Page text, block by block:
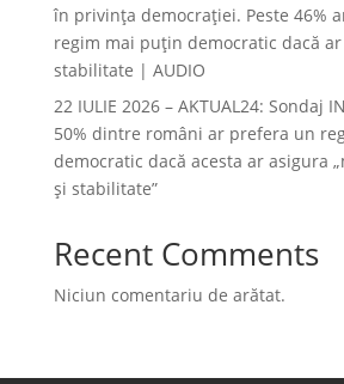
în privința democrației. Peste 46%
regim mai puțin democratic dacă
stabilitate | AUDIO
22 IULIE 2026 – AKTUAL24: Sondaj
50% dintre români ar prefera un
democratic dacă acesta ar asigura
și stabilitate”
Recent Comments
Niciun comentariu de arătat.